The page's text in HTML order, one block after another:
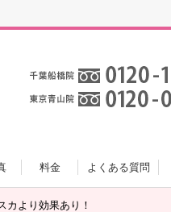
料金 よくある質問
カより効果あり！